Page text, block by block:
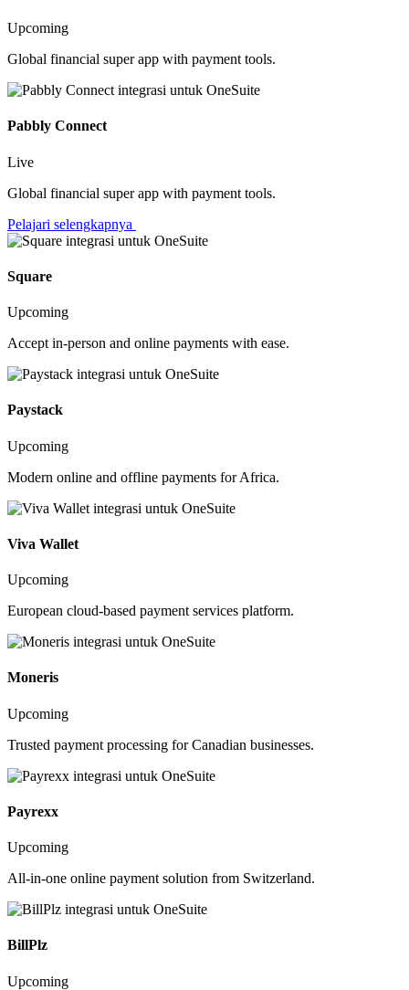
Upcoming
Global financial super app with payment tools.
Pabbly Connect
Live
Global financial super app with payment tools.
Pelajari selengkapnya
Square
Upcoming
Accept in-person and online payments with ease.
Paystack
Upcoming
Modern online and offline payments for Africa.
Viva Wallet
Upcoming
European cloud-based payment services platform.
Moneris
Upcoming
Trusted payment processing for Canadian businesses.
Payrexx
Upcoming
All-in-one online payment solution from Switzerland.
BillPlz
Upcoming